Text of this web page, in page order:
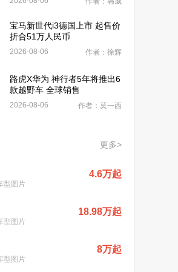
宝马新世代i3德国上市 起售价
折合51万人民币
2026-08-06 作者：徐辉
路虎X华为 神行者5年将推出6
款越野车 全球销售
2026-08-06 作者：莫一西
更多>
型图片
4.6万起
型图片
18.98万起
型图片
8万起